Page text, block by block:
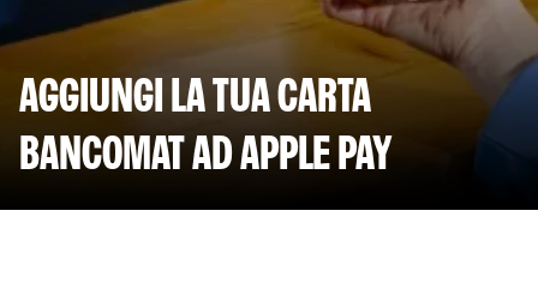
AGGIUNGI LA TUA CARTA
BANCOMAT AD APPLE PAY